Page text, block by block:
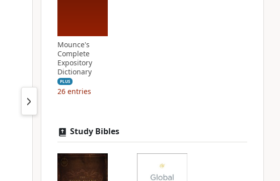
Mounce's
Complete
Expository
Dictionary
PLUS
26 entries
Study Bibles